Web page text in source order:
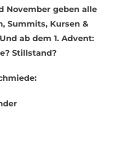
November geben alle
Summits, Kursen &
ab dem 1. Advent:
Stillstand?